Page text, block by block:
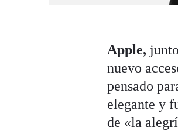
Apple,
nuevo
pensado
elegante y
de «la